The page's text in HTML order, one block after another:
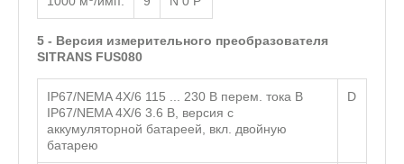
5 - Версия измерительного преобразователя
SITRANS FUS080
IP67/NEMA 4X/6 115 ... 230 В перем. тока B
IP67/NEMA 4X/6 3.6 В, версия с
аккумуляторной батареей, вкл. двойную
батарею
D